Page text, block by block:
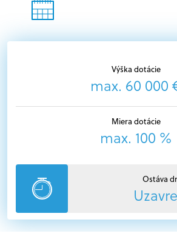
Výška dotácie
max. 60 000
Miera dotácie
max. 100 %
Ostáva